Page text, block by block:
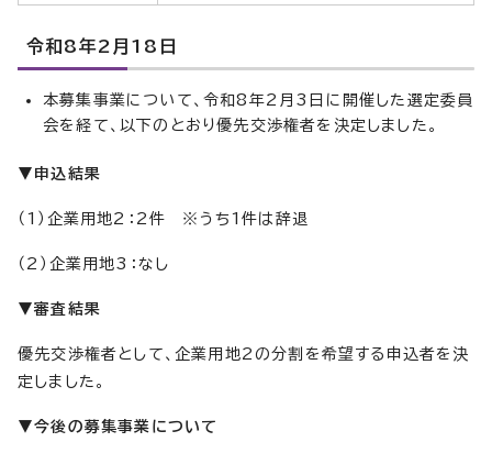
令和8年2月18日
本募集事業について、令和8年2月3日に開催した選定委員
会を経て、以下のとおり優先交渉権者を決定しました。
▼申込結果
（1）企業用地2：2件 ※うち1件は辞退
（2）企業用地3：なし
▼審査結果
優先交渉権者として、企業用地2の分割を希望する申込者を決
定しました。
▼今後の募集事業について